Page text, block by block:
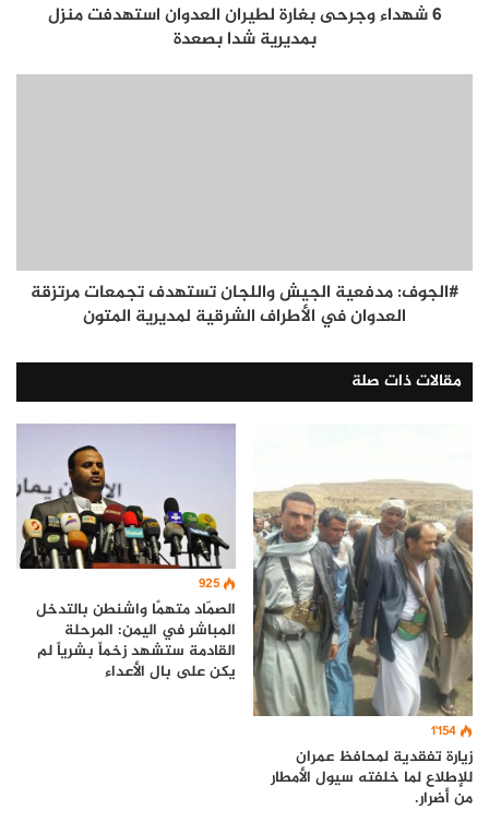
6 شهداء وجرحى بغارة لطيران العدوان استهدفت منزل
بمديرية شدا بصعدة
#الجوف: مدفعية الجيش واللجان تستهدف تجمعات مرتزقة
العدوان في الأطراف الشرقية لمديرية المتون
مقالات ذات صلة
1٬154
زيارة تفقدية لمحافظ عمران
للإطلاع لما خلفته سيول الأمطار
من أضرار.
925
الصمّاد متهمًا واشنطن بالتدخل
المباشر في اليمن: المرحلة
القادمة ستشهد زخماً بشرياً لم
يكن على بال الأعداء